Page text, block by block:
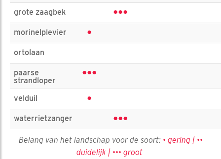
grote zaagbek •••
morinelplevier •
ortolaan
paarse
strandloper
•••
velduil •
waterrietzanger •••
Belang van het landschap voor de soort: • gering | ••
duidelijk | ••• groot